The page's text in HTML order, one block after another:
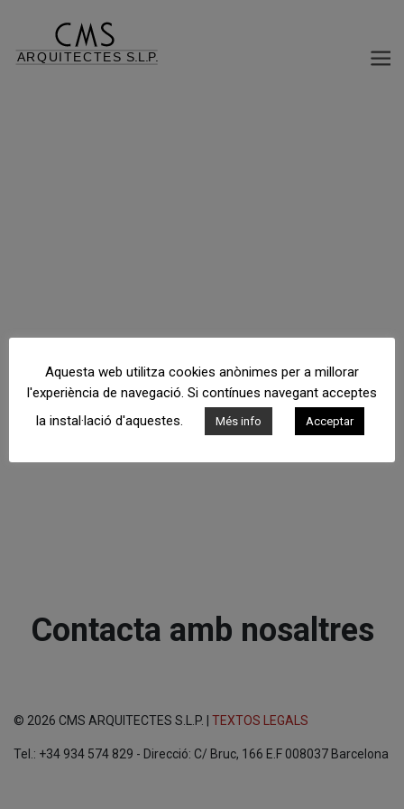
Contacta amb nosaltres
© 2026 CMS ARQUITECTES S.L.P. | TEXTOS LEGALS
Tel.: +34 934 574 829 - Direcció: C/ Bruc, 166 E.F 008037 Barcelona
Aquesta web utilitza cookies anònimes per a millorar
l'experiència de navegació. Si contínues navegant acceptes
la instal·lació d'aquestes.
Més info Acceptar